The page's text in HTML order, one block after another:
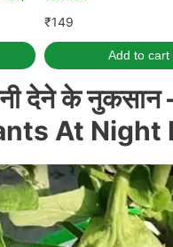
₹149
Add to cart
देने के नुकसान
At Night